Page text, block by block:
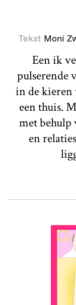
Tekst Moni
Een ik
pulserende
in de
een thuis.
met
en